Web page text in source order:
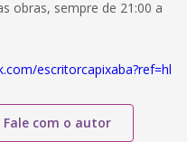
obras, sempre de 21:00 a
escritorcapixaba?ref=hl
Fale com o autor